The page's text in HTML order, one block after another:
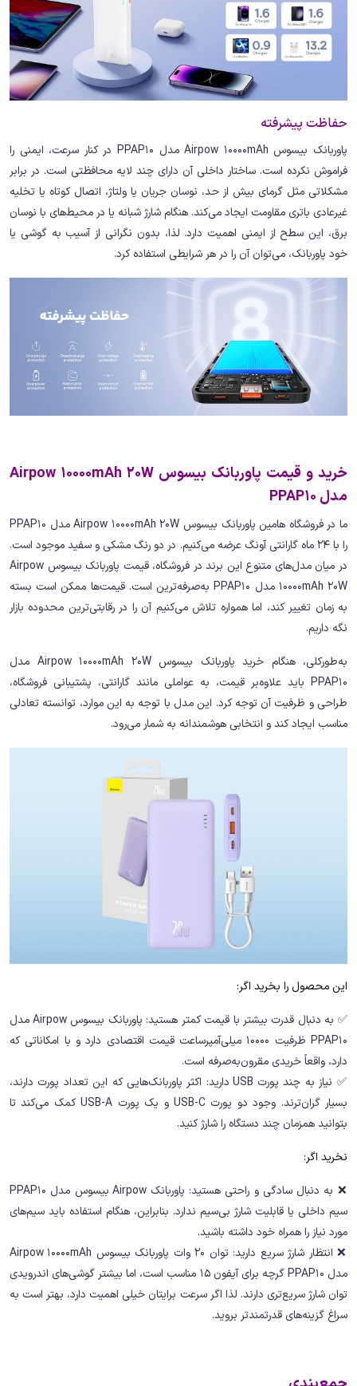
حفاظت پیشرفته
پاوربانک بیسوس Airpow 10000mAh مدل PPAP10 در کنار سرعت، ایمنی را
فراموش نکرده است. ساختار داخلی آن دارای چند لایه محافظتی است. در برابر
مشکلاتی مثل گرمای بیش از حد، نوسان جریان یا ولتاژ، اتصال کوتاه یا تخلیه
غیرعادی باتری مقاومت ایجاد می‌کند. هنگام شارژ شبانه یا در محیط‌های با نوسان
برق، این سطح از ایمنی اهمیت دارد. لذا، بدون نگرانی از آسیب به گوشی یا
خود پاوربانک، می‌توان آن را در هر شرایطی استفاده کرد.
خرید و قیمت پاوربانک بیسوس Airpow 10000mAh 20W
مدل PPAP10
ما در فروشگاه هامین پاوربانک بیسوس Airpow 10000mAh 20W مدل PPAP10
را با 24 ماه گارانتی آونگ عرضه می‌کنیم. در دو رنگ مشکی و سفید موجود است.
در میان مدل‌های متنوع این برند در فروشگاه، قیمت پاوربانک بیسوس Airpow
10000mAh 20W مدل PPAP10 به‌صرفه‌ترین است. قیمت‌ها ممکن است بسته
به زمان تغییر کند، اما همواره تلاش می‌کنیم آن را در رقابتی‌ترین محدوده بازار
نگه داریم.
به‌طورکلی، هنگام خرید پاوربانک بیسوس Airpow 10000mAh 20W مدل
PPAP10 باید علاوه‌بر قیمت، به عواملی مانند گارانتی، پشتیبانی فروشگاه،
طراحی و ظرفیت آن توجه کرد. این مدل با توجه به این موارد، توانسته تعادلی
مناسب ایجاد کند و انتخابی هوشمندانه به شمار می‌رود.
این محصول را بخرید اگر:
✅ به دنبال قدرت بیشتر با قیمت کمتر هستید: پاوربانک بیسوس Airpow مدل
PPAP10 ظرفیت 10000 میلی‌آمپرساعت قیمت اقتصادی دارد و با امکاناتی که
دارد، واقعاً خریدی مقرون‌به‌صرفه است.
✅ نیاز به چند پورت USB دارید: اکثر پاوربانک‌هایی که این تعداد پورت دارند،
بسیار گران‌ترند. وجود دو پورت USB-C و یک پورت USB-A کمک می‌کند تا
بتوانید همزمان چند دستگاه را شارژ کنید.
نخرید اگر:
❌ به دنبال سادگی و راحتی هستید: پاوربانک Airpow بیسوس مدل PPAP10
سیم داخلی یا قابلیت شارژ بی‌سیم ندارد. بنابراین، هنگام استفاده باید سیم‌های
مورد نیاز را همراه خود داشته باشید.
❌ انتظار شارژ سریع دارید: توان 20 وات پاوربانک بیسوس Airpow 10000mAh
مدل PPAP10 گرچه برای آیفون 15 مناسب است، اما بیشتر گوشی‌های اندرویدی
توان شارژ سریع‌تری دارند. لذا اگر سرعت برایتان خیلی اهمیت دارد، بهتر است به
سراغ گزینه‌های قدرتمندتر بروید.